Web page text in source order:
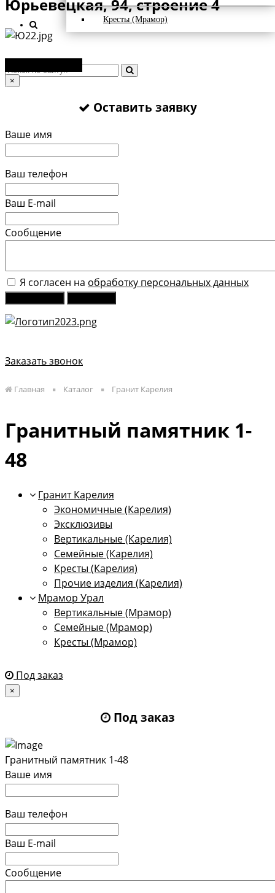
Кресты (Мрамор)
Юрьевецкая, 94, строение 4
×
Оставить заявку
Ваше имя
Ваш телефон
Ваш E-mail
Сообщение
Я согласен на обработку персональных данных
Заказать звонок
Главная Каталог Гранит Карелия
Гранитный памятник 1-
48
Гранит Карелия
Экономичные (Карелия)
Эксклюзивы
Вертикальные (Карелия)
Семейные (Карелия)
Кресты (Карелия)
Прочие изделия (Карелия)
Мрамор Урал
Вертикальные (Мрамор)
Семейные (Мрамор)
Кресты (Мрамор)
Под заказ
×
Под заказ
Гранитный памятник 1-48
Ваше имя
Ваш телефон
Ваш E-mail
Сообщение